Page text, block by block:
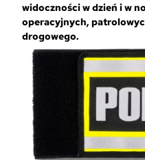
o
widoczności w dzień i w
operacyjnych,
drogowego.